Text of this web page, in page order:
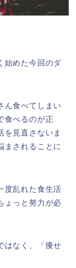
始めた今回のダ
ん食べてしまい
食べるのが正
を見直さないま
まされることに
度乱れた食生活
ょっと努力が必
はなく、「痩せ